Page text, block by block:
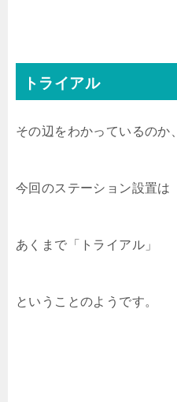
トライアル
その辺をわかっているのか、
今回のステーション設置は
あくまで「トライアル」
ということのようです。